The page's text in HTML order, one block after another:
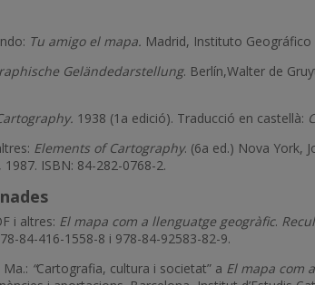
Tu amigo el mapa. Madrid, Instituto Geográfico
Geländedarstellung. Berlín,Walter de
1938 (1a edició). Traducció en castellà:
Elements of Cartography. (6a ed.) Nova York,
ISBN: 84-282-0768-2.
i altres: El mapa com a llenguatge geogràfic.
84-416-1558-8 i 978-84-92583-82-9.
Ma.: “Cartografia, cultura i societat” a El mapa com